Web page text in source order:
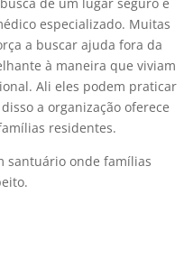
especializado. Muitas
a buscar ajuda fora da
à maneira que viviam
Ali eles podem praticar
a organização oferece
residentes.
santuário onde famílias